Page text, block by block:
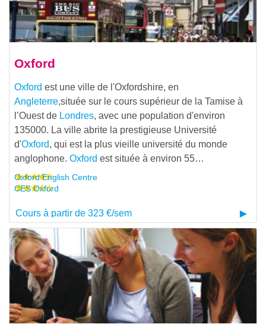
Oxford
Oxford est une ville de l'Oxfordshire, en
Angleterre,située sur le cours supérieur de la Tamise à
l’Ouest de Londres, avec une population d'environ
135000. La ville abrite la prestigieuse Université
d'Oxford, qui est la plus vieille université du monde
anglophone. Oxford est située à environ 55…
Oxford English Centre
CES Oxford
Cours à partir de 323 €/sem